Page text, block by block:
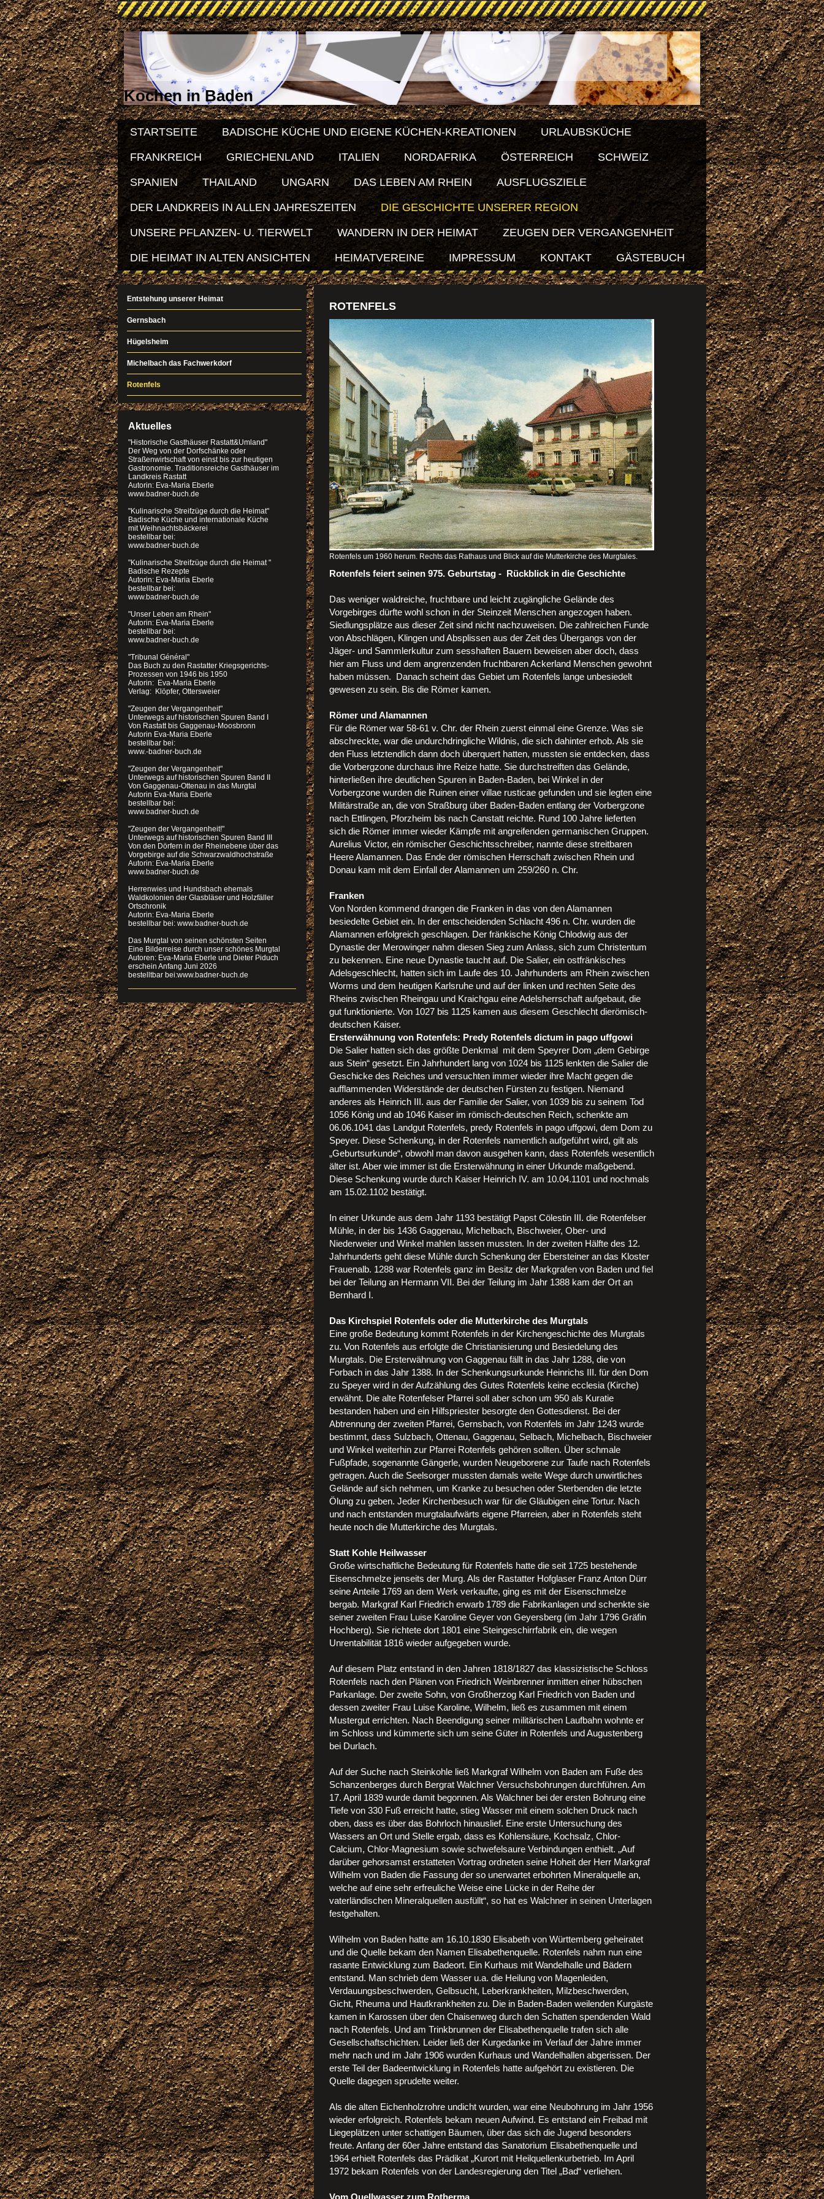
Kochen in Baden
STARTSEITE BADISCHE KÜCHE UND EIGENE KÜCHEN-KREATIONEN URLAUBSKÜCHE
FRANKREICH GRIECHENLAND ITALIEN NORDAFRIKA ÖSTERREICH SCHWEIZ
SPANIEN THAILAND UNGARN DAS LEBEN AM RHEIN AUSFLUGSZIELE
DER LANDKREIS IN ALLEN JAHRESZEITEN DIE GESCHICHTE UNSERER REGION
UNSERE PFLANZEN- U. TIERWELT WANDERN IN DER HEIMAT ZEUGEN DER VERGANGENHEIT
DIE HEIMAT IN ALTEN ANSICHTEN HEIMATVEREINE IMPRESSUM KONTAKT GÄSTEBUCH
ROTENFELS
Rotenfels um 1960 herum. Rechts das Rathaus und Blick auf die Mutterkirche des Murgtales.
Rotenfels feiert seinen 975. Geburtstag - Rückblick in die Geschichte
Das weniger waldreiche, fruchtbare und leicht zugängliche Gelände des
Vorgebirges dürfte wohl schon in der Steinzeit Menschen angezogen haben.
Siedlungsplätze aus dieser Zeit sind nicht nachzuweisen. Die zahlreichen Funde
von Abschlägen, Klingen und Absplissen aus der Zeit des Übergangs von der
Jäger- und Sammlerkultur zum sesshaften Bauern beweisen aber doch, dass
hier am Fluss und dem angrenzenden fruchtbaren Ackerland Menschen gewohnt
haben müssen. Danach scheint das Gebiet um Rotenfels lange unbesiedelt
gewesen zu sein. Bis die Römer kamen.
Römer und Alamannen
Für die Römer war 58-61 v. Chr. der Rhein zuerst einmal eine Grenze. Was sie
abschreckte, war die undurchdringliche Wildnis, die sich dahinter erhob. Als sie
den Fluss letztendlich dann doch überquert hatten, mussten sie entdecken, dass
die Vorbergzone durchaus ihre Reize hatte. Sie durchstreiften das Gelände,
hinterließen ihre deutlichen Spuren in Baden-Baden, bei Winkel in der
Vorbergzone wurden die Ruinen einer villae rusticae gefunden und sie legten eine
Militärstraße an, die von Straßburg über Baden-Baden entlang der Vorbergzone
nach Ettlingen, Pforzheim bis nach Canstatt reichte. Rund 100 Jahre lieferten
sich die Römer immer wieder Kämpfe mit angreifenden germanischen Gruppen.
Aurelius Victor, ein römischer Geschichtsschreiber, nannte diese streitbaren
Heere Alamannen. Das Ende der römischen Herrschaft zwischen Rhein und
Donau kam mit dem Einfall der Alamannen um 259/260 n. Chr.
Franken
Von Norden kommend drangen die Franken in das von den Alamannen
besiedelte Gebiet ein. In der entscheidenden Schlacht 496 n. Chr. wurden die
Alamannen erfolgreich geschlagen. Der fränkische König Chlodwig aus der
Dynastie der Merowinger nahm diesen Sieg zum Anlass, sich zum Christentum
zu bekennen. Eine neue Dynastie taucht auf. Die Salier, ein ostfränkisches
Adelsgeschlecht, hatten sich im Laufe des 10. Jahrhunderts am Rhein zwischen
Worms und dem heutigen Karlsruhe und auf der linken und rechten Seite des
Rheins zwischen Rheingau und Kraichgau eine Adelsherrschaft aufgebaut, die
gut funktionierte. Von 1027 bis 1125 kamen aus diesem Geschlecht dierömisch-
deutschen Kaiser.
Ersterwähnung von Rotenfels: Predy Rotenfels dictum in pago uffgowi
Die Salier hatten sich das größte Denkmal mit dem Speyrer Dom „dem Gebirge
aus Stein“ gesetzt. Ein Jahrhundert lang von 1024 bis 1125 lenkten die Salier die
Geschicke des Reiches und versuchten immer wieder ihre Macht gegen die
aufflammenden Widerstände der deutschen Fürsten zu festigen. Niemand
anderes als Heinrich III. aus der Familie der Salier, von 1039 bis zu seinem Tod
1056 König und ab 1046 Kaiser im römisch-deutschen Reich, schenkte am
06.06.1041 das Landgut Rotenfels, predy Rotenfels in pago uffgowi, dem Dom zu
Speyer. Diese Schenkung, in der Rotenfels namentlich aufgeführt wird, gilt als
„Geburtsurkunde“, obwohl man davon ausgehen kann, dass Rotenfels wesentlich
älter ist. Aber wie immer ist die Ersterwähnung in einer Urkunde maßgebend.
Diese Schenkung wurde durch Kaiser Heinrich IV. am 10.04.1101 und nochmals
am 15.02.1102 bestätigt.
In einer Urkunde aus dem Jahr 1193 bestätigt Papst Cölestin III. die Rotenfelser
Mühle, in der bis 1436 Gaggenau, Michelbach, Bischweier, Ober- und
Niederweier und Winkel mahlen lassen mussten. In der zweiten Hälfte des 12.
Jahrhunderts geht diese Mühle durch Schenkung der Ebersteiner an das Kloster
Frauenalb. 1288 war Rotenfels ganz im Besitz der Markgrafen von Baden und fiel
bei der Teilung an Hermann VII. Bei der Teilung im Jahr 1388 kam der Ort an
Bernhard I.
Das Kirchspiel Rotenfels oder die Mutterkirche des Murgtals
Eine große Bedeutung kommt Rotenfels in der Kirchengeschichte des Murgtals
zu. Von Rotenfels aus erfolgte die Christianisierung und Besiedelung des
Murgtals. Die Ersterwähnung von Gaggenau fällt in das Jahr 1288, die von
Forbach in das Jahr 1388. In der Schenkungsurkunde Heinrichs III. für den Dom
zu Speyer wird in der Aufzählung des Gutes Rotenfels keine ecclesia (Kirche)
erwähnt. Die alte Rotenfelser Pfarrei soll aber schon um 950 als Kuratie
bestanden haben und ein Hilfspriester besorgte den Gottesdienst. Bei der
Abtrennung der zweiten Pfarrei, Gernsbach, von Rotenfels im Jahr 1243 wurde
bestimmt, dass Sulzbach, Ottenau, Gaggenau, Selbach, Michelbach, Bischweier
und Winkel weiterhin zur Pfarrei Rotenfels gehören sollten. Über schmale
Fußpfade, sogenannte Gängerle, wurden Neugeborene zur Taufe nach Rotenfels
getragen. Auch die Seelsorger mussten damals weite Wege durch unwirtliches
Gelände auf sich nehmen, um Kranke zu besuchen oder Sterbenden die letzte
Ölung zu geben. Jeder Kirchenbesuch war für die Gläubigen eine Tortur. Nach
und nach entstanden murgtalaufwärts eigene Pfarreien, aber in Rotenfels steht
heute noch die Mutterkirche des Murgtals.
Statt Kohle Heilwasser
Große wirtschaftliche Bedeutung für Rotenfels hatte die seit 1725 bestehende
Eisenschmelze jenseits der Murg. Als der Rastatter Hofglaser Franz Anton Dürr
seine Anteile 1769 an dem Werk verkaufte, ging es mit der Eisenschmelze
bergab. Markgraf Karl Friedrich erwarb 1789 die Fabrikanlagen und schenkte sie
seiner zweiten Frau Luise Karoline Geyer von Geyersberg (im Jahr 1796 Gräfin
Hochberg). Sie richtete dort 1801 eine Steingeschirrfabrik ein, die wegen
Unrentabilität 1816 wieder aufgegeben wurde.
Auf diesem Platz entstand in den Jahren 1818/1827 das klassizistische Schloss
Rotenfels nach den Plänen von Friedrich Weinbrenner inmitten einer hübschen
Parkanlage. Der zweite Sohn, von Großherzog Karl Friedrich von Baden und
dessen zweiter Frau Luise Karoline, Wilhelm, ließ es zusammen mit einem
Mustergut errichten. Nach Beendigung seiner militärischen Laufbahn wohnte er
im Schloss und kümmerte sich um seine Güter in Rotenfels und Augustenberg
bei Durlach.
Auf der Suche nach Steinkohle ließ Markgraf Wilhelm von Baden am Fuße des
Schanzenberges durch Bergrat Walchner Versuchsbohrungen durchführen. Am
17. April 1839 wurde damit begonnen. Als Walchner bei der ersten Bohrung eine
Tiefe von 330 Fuß erreicht hatte, stieg Wasser mit einem solchen Druck nach
oben, dass es über das Bohrloch hinauslief. Eine erste Untersuchung des
Wassers an Ort und Stelle ergab, dass es Kohlensäure, Kochsalz, Chlor-
Calcium, Chlor-Magnesium sowie schwefelsaure Verbindungen enthielt. „Auf
darüber gehorsamst erstatteten Vortrag ordneten seine Hoheit der Herr Markgraf
Wilhelm von Baden die Fassung der so unerwartet erbohrten Mineralquelle an,
welche auf eine sehr erfreuliche Weise eine Lücke in der Reihe der
vaterländischen Mineralquellen ausfüllt“, so hat es Walchner in seinen Unterlagen
festgehalten.
Wilhelm von Baden hatte am 16.10.1830 Elisabeth von Württemberg geheiratet
und die Quelle bekam den Namen Elisabethenquelle. Rotenfels nahm nun eine
rasante Entwicklung zum Badeort. Ein Kurhaus mit Wandelhalle und Bädern
entstand. Man schrieb dem Wasser u.a. die Heilung von Magenleiden,
Verdauungsbeschwerden, Gelbsucht, Leberkrankheiten, Milzbeschwerden,
Gicht, Rheuma und Hautkrankheiten zu. Die in Baden-Baden weilenden Kurgäste
kamen in Karossen über den Chaisenweg durch den Schatten spendenden Wald
nach Rotenfels. Und am Trinkbrunnen der Elisabethenquelle trafen sich alle
Gesellschaftschichten. Leider ließ der Kurgedanke im Verlauf der Jahre immer
mehr nach und im Jahr 1906 wurden Kurhaus und Wandelhallen abgerissen. Der
erste Teil der Badeentwicklung in Rotenfels hatte aufgehört zu existieren. Die
Quelle dagegen sprudelte weiter.
Als die alten Eichenholzrohre undicht wurden, war eine Neubohrung im Jahr 1956
wieder erfolgreich. Rotenfels bekam neuen Aufwind. Es entstand ein Freibad mit
Liegeplätzen unter schattigen Bäumen, über das sich die Jugend besonders
freute. Anfang der 60er Jahre entstand das Sanatorium Elisabethenquelle und
1964 erhielt Rotenfels das Prädikat „Kurort mit Heilquellenkurbetrieb. Im April
1972 bekam Rotenfels von der Landesregierung den Titel „Bad“ verliehen.
Vom Quellwasser zum Rotherma
Entstehung unserer Heimat
Gernsbach
Hügelsheim
Michelbach das Fachwerkdorf
Rotenfels
Aktuelles
"Historische Gasthäuser Rastatt&Umland"
Der Weg von der Dorfschänke oder
Straßenwirtschaft von einst bis zur heutigen
Gastronomie. Traditionsreiche Gasthäuser im
Landkreis Rastatt
Autorin: Eva-Maria Eberle
www.badner-buch.de
"Kulinarische Streifzüge durch die Heimat"
Badische Küche und internationale Küche
mit Weihnachtsbäckerei
bestellbar bei:
www.badner-buch.de
"Kulinarische Streifzüge durch die Heimat "
Badische Rezepte
Autorin: Eva-Maria Eberle
bestellbar bei:
www.badner-buch.de
"Unser Leben am Rhein"
Autorin: Eva-Maria Eberle
bestellbar bei:
www.badner-buch.de
"Tribunal Général"
Das Buch zu den Rastatter Kriegsgerichts-
Prozessen von 1946 bis 1950
Autorin: Eva-Maria Eberle
Verlag: Klöpfer, Ottersweier
"Zeugen der Vergangenheit"
Unterwegs auf historischen Spuren Band I
Von Rastatt bis Gaggenau-Moosbronn
Autorin Eva-Maria Eberle
bestellbar bei:
www.-badner-buch.de
"Zeugen der Vergangenheit"
Unterwegs auf historischen Spuren Band II
Von Gaggenau-Ottenau in das Murgtal
Autorin Eva-Maria Eberle
bestellbar bei:
www.badner-buch.de
"Zeugen der Vergangenheit!"
Unterwegs auf historischen Spuren Band III
Von den Dörfern in der Rheinebene über das
Vorgebirge auf die Schwarzwaldhochstraße
Autorin: Eva-Maria Eberle
www.badner-buch.de
Herrenwies und Hundsbach ehemals
Waldkolonien der Glasbläser und Holzfäller
Ortschronik
Autorin: Eva-Maria Eberle
bestellbar bei: www.badner-buch.de
Das Murgtal von seinen schönsten Seiten
Eine Bilderreise durch unser schönes Murgtal
Autoren: Eva-Maria Eberle und Dieter Piduch
erschein Anfang Juni 2026
bestelltbar bei:www.badner-buch.de